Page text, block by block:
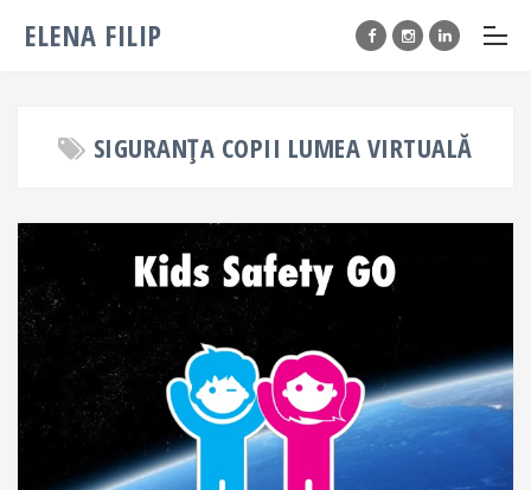
ELENA FILIP
SIGURANȚA COPII LUMEA VIRTUALĂ